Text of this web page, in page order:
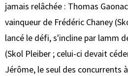
jamais relâchée : Thomas
vainqueur de Frédéric Chaney
lancé le défi, s'incline par lamm
(Skol Pleiber ; celui-ci devait
Jérôme, le seul des concurrents